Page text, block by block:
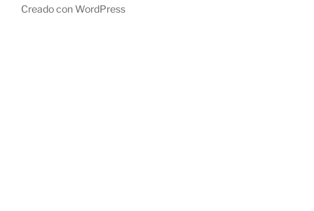
Creado con WordPress